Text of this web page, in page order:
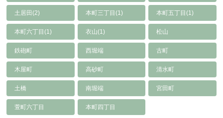
土居田(2) 本町三丁目(1) 本町五丁目(1)
本町六丁目(1) 衣山(1) 松山
鉄砲町 西堀端 古町
木屋町 高砂町 清水町
土橋 南堀端 宮田町
萱町六丁目 本町四丁目